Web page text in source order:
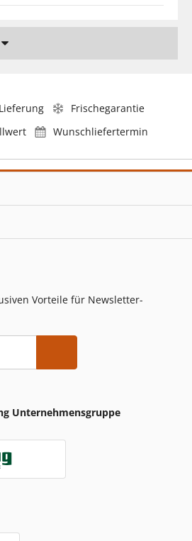
Frischegarantie
Wunschliefertermin
Vorteile für Newsletter-
Unternehmensgruppe